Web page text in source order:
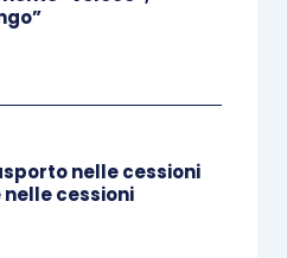
caso
16/E/2017
nelle cessioni
cessioni